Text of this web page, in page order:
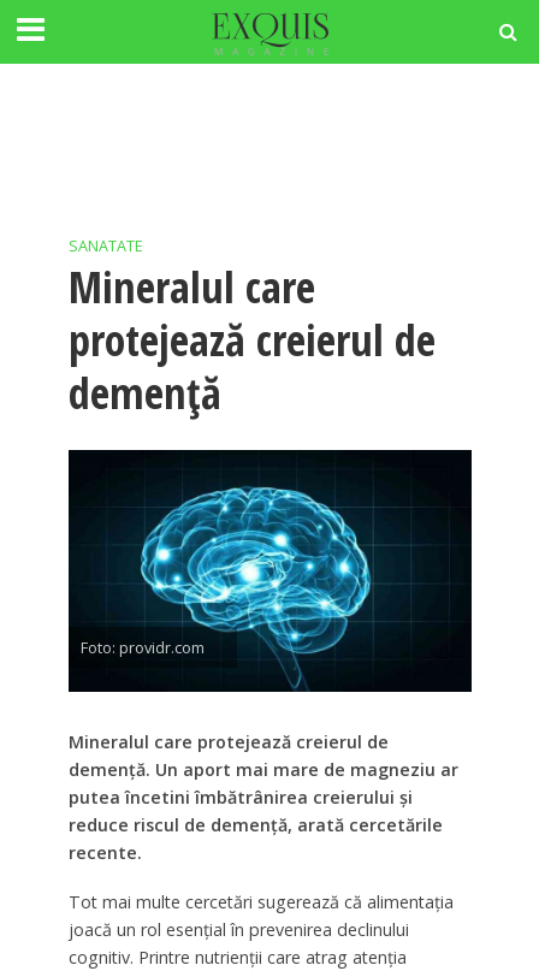
SANATATE
Mineralul care
protejează creierul de
demență
Foto: providr.com
Mineralul care protejează creierul de
demență. Un aport mai mare de magneziu ar
putea încetini îmbătrânirea creierului și
reduce riscul de demență, arată cercetările
recente.
Tot mai multe cercetări sugerează că alimentația
joacă un rol esențial în prevenirea declinului
cognitiv. Printre nutrienții care atrag atenția